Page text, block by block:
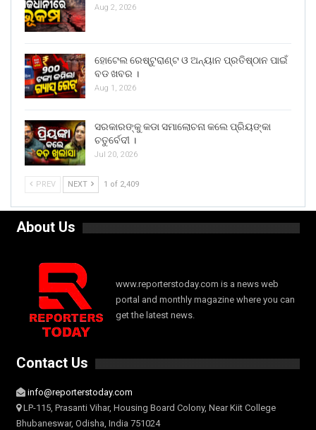
Aug 2, 2026
ହୋଟେଲ ରେଷ୍ଟୁରାଣ୍ଟ ଓ ଅନ୍ୟାନ ପ୍ରତିଷ୍ଠାନ ପାଇଁ
ବଡ ଖବର ।
Aug 1, 2026
ସରକାରଙ୍କୁ କଡା ସମାଲୋଚନା କଲେ ପ୍ରିୟଙ୍କା
ଚତୁର୍ବେଦୀ ।
Jul 20, 2026
PREV NEXT 1 of 2,409
About Us
www.reporterstoday.com is a news web
portal and monthly magazine where you can
get the latest news.
Contact Us
info@reporterstoday.com
LP-115, Prasanti Vihar, Housing Board Colony, Near Kiit College
Bhubaneswar, Odisha, India 751024